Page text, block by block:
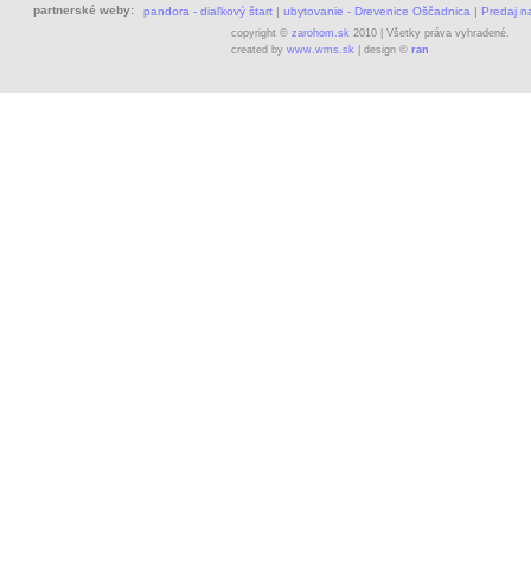
partnerské weby: pandora - diaľkový štart | ubytovanie - Drevenice Oščadnica | Predaj
copyright © zarohom.sk 2010 | Všetky práva vyhradené.
created by www.wms.sk | design © ran